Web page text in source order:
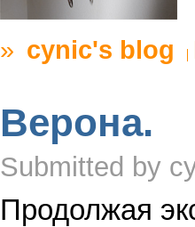
» cynic's blog
Верона.
Submitted by
Продолжая